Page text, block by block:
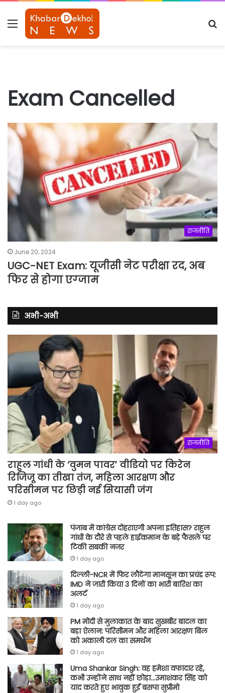
Menu
Exam Cancelled
राजनीति
June 20, 2024
UGC-NET Exam: यूजीसी नेट परीक्षा रद, अब
फिर से होगा एग्‍जाम
अभी-अभी
राजनीति
राहुल गांधी के ‘वुमन पावर’ वीडियो पर किरेन
रिजिजू का तीखा तंज, महिला आरक्षण और
परिसीमन पर छिड़ी नई सियासी जंग
1 day ago
पंजाब में कांग्रेस दोहराएगी अपना इतिहास? राहुल
गांधी के दौरे से पहले हाईकमान के बड़े फैसले पर
टिकी सबकी नजर
1 day ago
दिल्ली-NCR में फिर लौटेगा मानसून का प्रचंड रूप:
IMD ने जारी किया 3 दिनों का भारी बारिश का
अलर्ट
1 day ago
PM मोदी से मुलाकात के बाद सुखबीर बादल का
बड़ा ऐलान: परिसीमन और महिला आरक्षण बिल
को अकाली दल का समर्थन
1 day ago
Uma Shankar Singh: वह हमेशा वफादार रहे,
कभी उन्होंने साथ नहीं छोड़ा…उमाशंकर सिंह को
याद करते हुए भावुक हुईं बसपा सुप्रीमो